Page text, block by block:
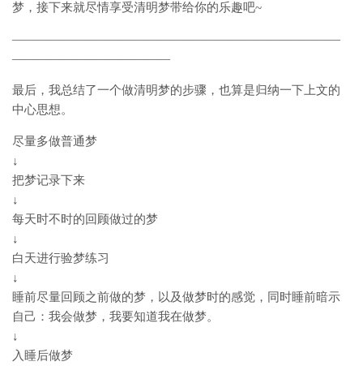
梦，接下来就尽情享受清明梦带给你的乐趣吧~
———————————————————————————
—————————————
最后，我总结了一个做清明梦的步骤，也算是归纳一下上文的
中心思想。
尽量多做普通梦
↓
把梦记录下来
↓
每天时不时的回顾做过的梦
↓
白天进行验梦练习
↓
睡前尽量回顾之前做的梦，以及做梦时的感觉，同时睡前暗示
自己：我会做梦，我要知道我在做梦。
↓
入睡后做梦